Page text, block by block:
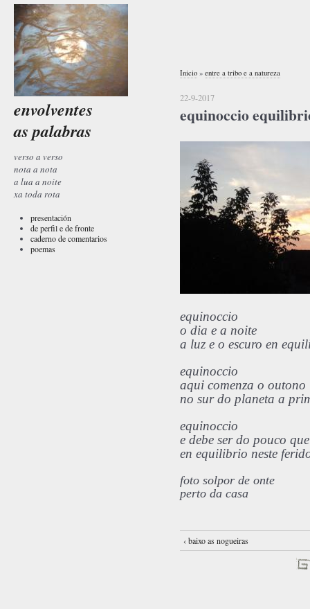
envolventes
as palabras
verso a verso
nota a nota
a lua a noite
xa toda rota
presentación
de perfil e de fronte
caderno de comentarios
poemas
Inicio » entre a tribo e a natureza
22-9-2017
equinoccio
equinoccio
o dia e a noite
a luz e o escuro en
equinoccio
aqui comenza o outono
no sur do planeta a
equinoccio
e debe ser do pouco
en equilibrio neste
foto solpor de onte
perto da casa
‹ baixo as nogueiras